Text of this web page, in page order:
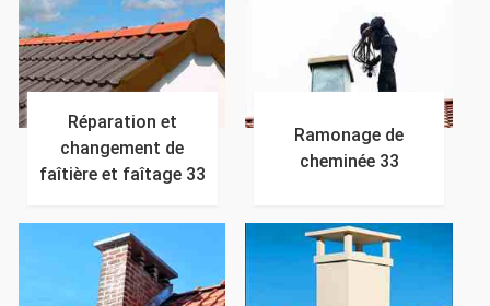
Réparation et
changement de
faîtière et faîtage 33
Ramonage de
cheminée 33